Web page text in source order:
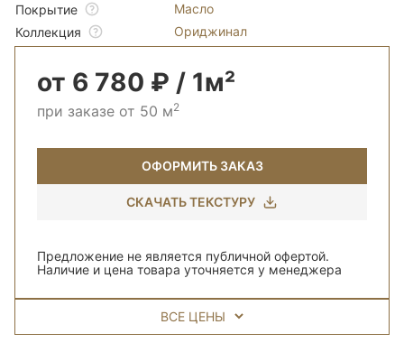
Покрытие
Масло
Коллекция
Ориджинал
от 6 780 ₽ / 1м²
при заказе от 50 м2
ОФОРМИТЬ ЗАКАЗ
СКАЧАТЬ ТЕКСТУРУ
Предложение не является публичной офертой.
Наличие и цена товара уточняется у менеджера
ВСЕ ЦЕНЫ